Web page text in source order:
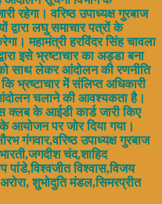
रहेगा। वरिष्ठ उपाध्यक्ष गुरबाज
द्वारा लघु समाचार पत्रों के
महामंत्री हरविंदर सिंह चावला
इसे भ्रष्टाचार का अड्डा बना
साथ लेकर आंदोलन की रणनीति
भ्रष्टाचार में संलिप्त अधिकारी
चलाने की आवश्यकता है।
के आईडी कार्ड जारी किए
पर जोर दिया गया।
गंगवार,वरिष्ठ उपाध्यक्ष गुरबाज
चंद,शाहिद
पांडे,विश्वजीत विश्वास,विजय
शुभोदुति मंडल,सिमरप्रीत